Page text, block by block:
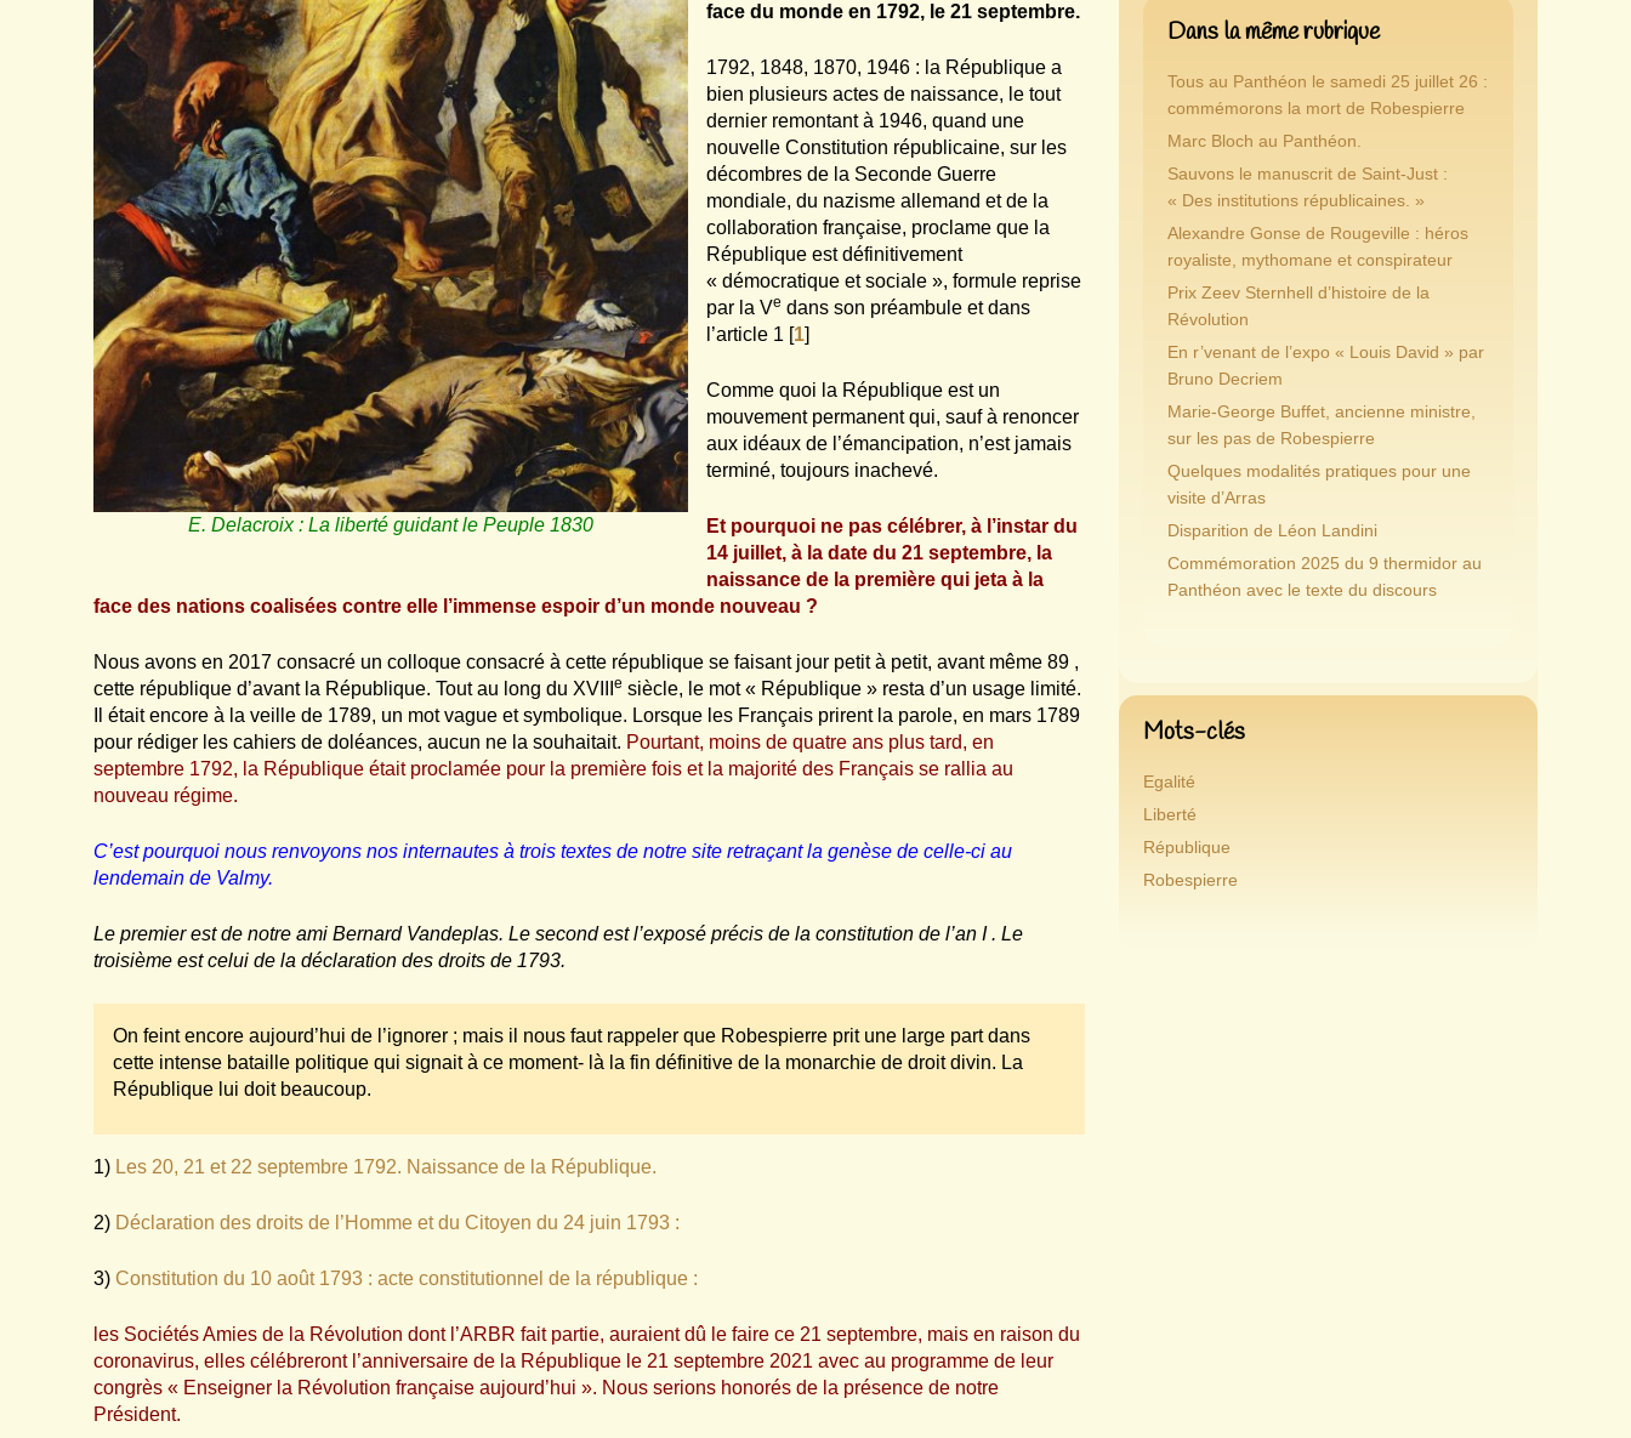
E. Delacroix : La liberté guidant le Peuple 1830
face du monde en 1792, le 21 septembre.
1792, 1848, 1870, 1946 : la République a
bien plusieurs actes de naissance, le tout
dernier remontant à 1946, quand une
nouvelle Constitution républicaine, sur les
décombres de la Seconde Guerre
mondiale, du nazisme allemand et de la
collaboration française, proclame que la
République est définitivement
« démocratique et sociale », formule reprise
par la Ve dans son préambule et dans
l’article 1 [1]
Comme quoi la République est un
mouvement permanent qui, sauf à renoncer
aux idéaux de l’émancipation, n’est jamais
terminé, toujours inachevé.
Et pourquoi ne pas célébrer, à l’instar du
14 juillet, à la date du 21 septembre, la
naissance de la première qui jeta à la
face des nations coalisées contre elle l’immense espoir d’un monde nouveau ?
Nous avons en 2017 consacré un colloque consacré à cette république se faisant jour petit à petit, avant même 89 ,
cette république d’avant la République. Tout au long du XVIIIe siècle, le mot « République » resta d’un usage limité.
Il était encore à la veille de 1789, un mot vague et symbolique. Lorsque les Français prirent la parole, en mars 1789
pour rédiger les cahiers de doléances, aucun ne la souhaitait. Pourtant, moins de quatre ans plus tard, en
septembre 1792, la République était proclamée pour la première fois et la majorité des Français se rallia au
nouveau régime.
C’est pourquoi nous renvoyons nos internautes à trois textes de notre site retraçant la genèse de celle-ci au
lendemain de Valmy.
Le premier est de notre ami Bernard Vandeplas. Le second est l’exposé précis de la constitution de l’an I . Le
troisième est celui de la déclaration des droits de 1793.
On feint encore aujourd’hui de l’ignorer ; mais il nous faut rappeler que Robespierre prit une large part dans
cette intense bataille politique qui signait à ce moment- là la fin définitive de la monarchie de droit divin. La
République lui doit beaucoup.
1) Les 20, 21 et 22 septembre 1792. Naissance de la République.
2) Déclaration des droits de l’Homme et du Citoyen du 24 juin 1793 :
3)Constitution du 10 août 1793 : acte constitutionnel de la république :
les Sociétés Amies de la Révolution dont l’ARBR fait partie, auraient dû le faire ce 21 septembre, mais en raison du
coronavirus, elles célébreront l’anniversaire de la République le 21 septembre 2021 avec au programme de leur
congrès « Enseigner la Révolution française aujourd’hui ». Nous serions honorés de la présence de notre
Président.
Dans la même rubrique
Tous au Panthéon le samedi 25 juillet 26 :
commémorons la mort de Robespierre
Marc Bloch au Panthéon.
Sauvons le manuscrit de Saint-Just :
« Des institutions républicaines. »
Alexandre Gonse de Rougeville : héros
royaliste, mythomane et conspirateur
Prix Zeev Sternhell d’histoire de la
Révolution
En r’venant de l’expo « Louis David » par
Bruno Decriem
Marie-George Buffet, ancienne ministre,
sur les pas de Robespierre
Quelques modalités pratiques pour une
visite d’Arras
Disparition de Léon Landini
Commémoration 2025 du 9 thermidor au
Panthéon avec le texte du discours
Mots-clés
Egalité
Liberté
République
Robespierre